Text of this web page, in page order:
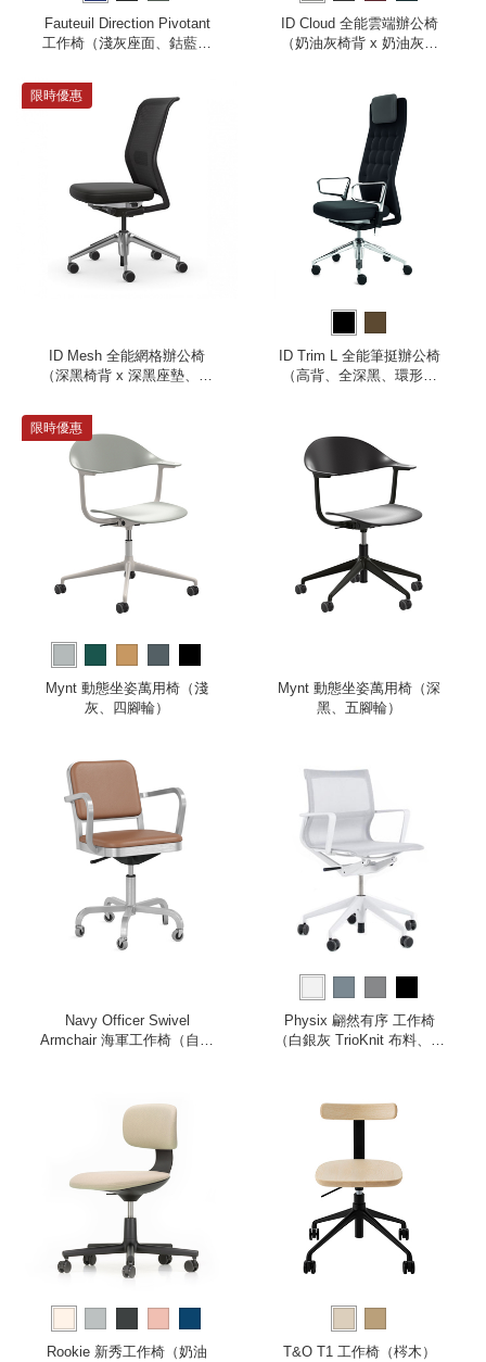
Fauteuil Direction Pivotant
工作椅（淺灰座面、鈷藍椅
ID Cloud 全能雲端辦公椅
（奶油灰椅背 x 奶油灰座
限時優惠
ID Mesh 全能網格辦公椅
（深黑椅背 x 深黑座墊、無
ID Trim L 全能筆挺辦公椅
（高背、全深黑、環形扶
限時優惠
Mynt 動態坐姿萬用椅（淺
灰、四腳輪）
Mynt 動態坐姿萬用椅（深
黑、五腳輪）
Navy Officer Swivel
Armchair 海軍工作椅（自然
Physix 翩然有序 工作椅
（白銀灰 TrioKnit 布料、灰
Rookie 新秀工作椅（奶油
T&O T1 工作椅（梣木）